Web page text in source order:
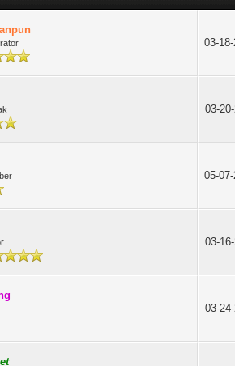
03-
03-
05-
03-
03-